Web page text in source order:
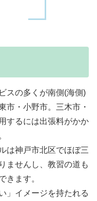
スの多くが南側(海側)
市・小野市。三木市・
するには出張料がかか
は神戸市北区でほぼ三
ませんし、教習の道も
きます。
」イメージを持たれる